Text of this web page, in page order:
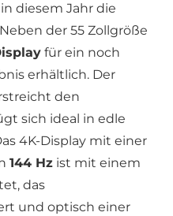
diesem Jahr die
der 55 Zollgröße
für ein noch
erhältlich. Der
den
sich ideal in edle
4K-Display mit einer
144 Hz ist mit einem
das
und optisch einer